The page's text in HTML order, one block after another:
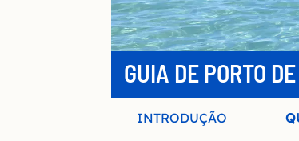
GUIA DE PORTO
INTRODUÇÃO